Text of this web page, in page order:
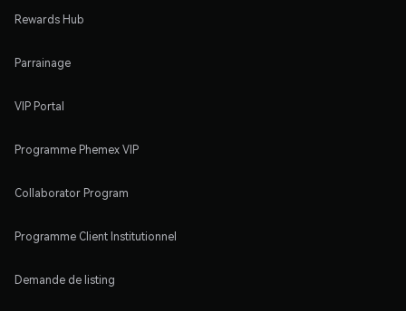
Rewards Hub
Parrainage
VIP Portal
Programme Phemex VIP
Collaborator Program
Programme Client Institutionnel
Demande de listing